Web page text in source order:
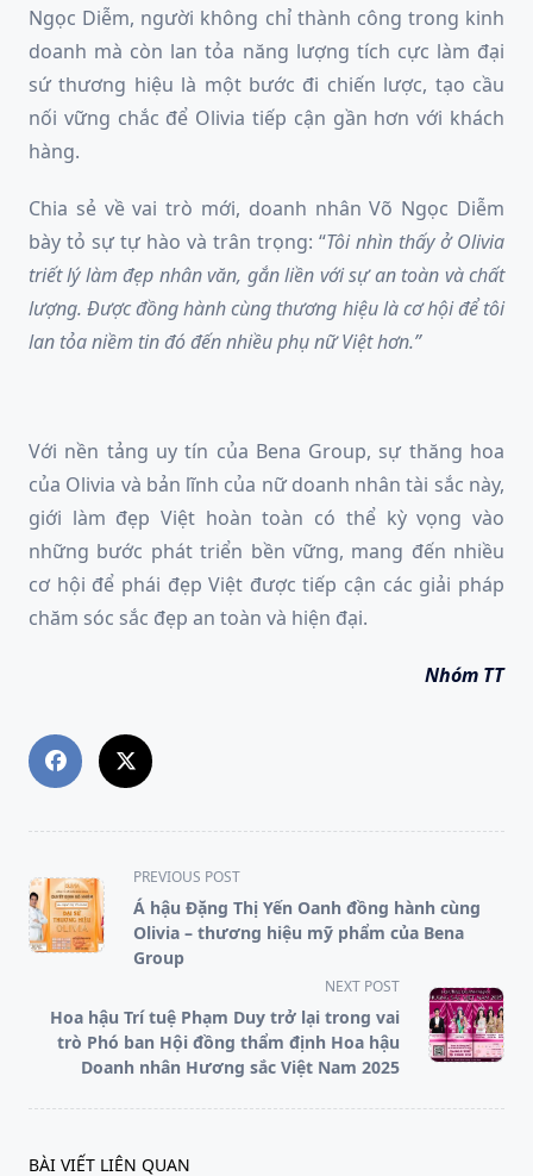
Ngọc Diễm, người không chỉ thành công trong kinh
doanh mà còn lan tỏa năng lượng tích cực làm đại
sứ thương hiệu là một bước đi chiến lược, tạo cầu
nối vững chắc để Olivia tiếp cận gần hơn với khách
hàng.
Chia sẻ về vai trò mới, doanh nhân Võ Ngọc Diễm
bày tỏ sự tự hào và trân trọng: “Tôi nhìn thấy ở Olivia
triết lý làm đẹp nhân văn, gắn liền với sự an toàn và chất
lượng. Được đồng hành cùng thương hiệu là cơ hội để tôi
lan tỏa niềm tin đó đến nhiều phụ nữ Việt hơn.”
Với nền tảng uy tín của Bena Group, sự thăng hoa
của Olivia và bản lĩnh của nữ doanh nhân tài sắc này,
giới làm đẹp Việt hoàn toàn có thể kỳ vọng vào
những bước phát triển bền vững, mang đến nhiều
cơ hội để phái đẹp Việt được tiếp cận các giải pháp
chăm sóc sắc đẹp an toàn và hiện đại.
Nhóm TT
<span
class="nav-
subtitle
screen-
text">Page</span>
PREVIOUS POST
Á hậu Đặng Thị Yến Oanh đồng hành cùng
Olivia – thương hiệu mỹ phẩm của Bena
Group
NEXT POST
Hoa hậu Trí tuệ Phạm Duy trở lại trong vai
trò Phó ban Hội đồng thẩm định Hoa hậu
Doanh nhân Hương sắc Việt Nam 2025
BÀI VIẾT LIÊN QUAN